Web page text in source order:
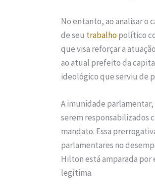
No entanto, ao analisar o
de seu trabalhopolítico
que visa reforçar a
ao atual prefeito da
ideológico que serviu de
A imunidade
serem responsabilizados
mandato. Essa
parlamentares no
Hilton está amparada por
legítima.